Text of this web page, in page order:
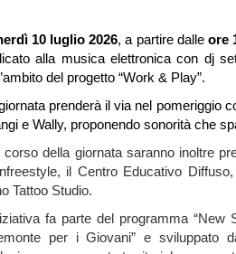
10 luglio 2026, a partire dalle ore
alla musicaelettronica con dj
del progetto “Work & Play”.
prenderà il via nel pomeriggio
e Wally, proponendo sonorità che
corso della giornata saranno inoltre
il Centro Educativo
Tattoo Studio.
fa parte del programma
per i Giovani” e sviluppato